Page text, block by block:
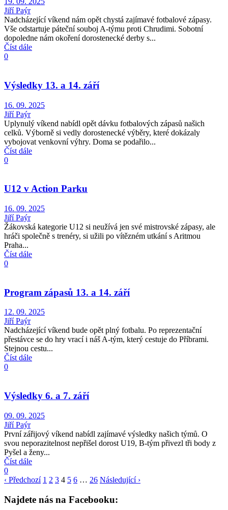
Jiří Paýr
Nadcházející víkend nám opět chystá zajímavé fotbalové zápasy.
Vše odstartuje páteční souboj A-týmu proti Chrudimi. Sobotní
dopoledne nám okoření dorostenecké derby s...
Číst dále
0
Výsledky 13. a 14. září
16. 09. 2025
Jiří Paýr
Uplynulý víkend nabídl opět dávku fotbalových zápasů našich
celků. Výborně si vedly dorostenecké výběry, které dokázaly
vybojovat venkovní výhry. Doma se podařilo...
Číst dále
0
U12 v Action Parku
16. 09. 2025
Jiří Paýr
Žákovská kategorie U12 si neužívá jen své mistrovské zápasy, ale
hráči společně s trenéry, si užili po vítězném utkání s Aritmou
Praha...
Číst dále
0
Program zápasů 13. a 14. září
12. 09. 2025
Jiří Paýr
Nadcházející víkend bude opět plný fotbalu. Po reprezentační
přestávce se do hry vrací i náš A-tým, který cestuje do Příbrami.
Stejnou cestu...
Číst dále
0
Výsledky 6. a 7. září
09. 09. 2025
Jiří Paýr
První zářijový víkend nabídl zajímavé výsledky našich týmů. O
svou neporazitelnost nepřišel dorost U19, B-tým přivezl tři body z
Pyšel a ženy...
Číst dále
0
‹ Předchozí 1 2 3 4 5 6 … 26 Následující ›
Najdete nás na Facebooku: